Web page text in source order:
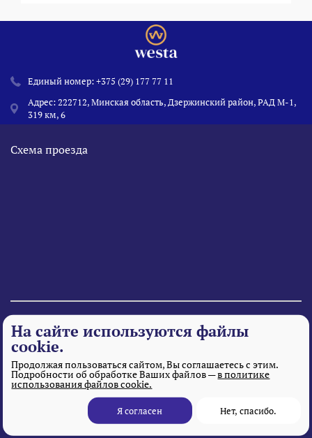
Единый номер:+375 (29) 177 77 11
Адрес: 222712, Минская область, Дзержинский район, РАД М-1,
319 км, 6
Схема проезда
© 1995 - 2026 «Веста» Все права защищены.
Разработка и поддержка сайта – MITGroup
На сайте используются файлы
cookie.
Продолжая пользоваться сайтом, Вы соглашаетесь с этим.
Подробности об обработке Ваших файлов —в политике
использования файлов cookie.
Я согласен Нет, спасибо.